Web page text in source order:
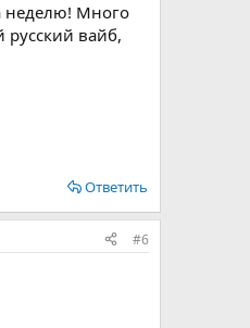
неделю! Много
вайб,
Ответить
#6